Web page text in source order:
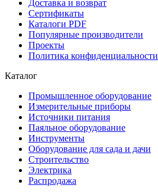
Доставка и возврат
Сертификаты
Каталоги PDF
Популярные производители
Проекты
Политика конфиденциальности
Каталог
Промышленное оборудование
Измерительные приборы
Источники питания
Паяльное оборудование
Инструменты
Оборудование для сада и дачи
Строительство
Электрика
Распродажа